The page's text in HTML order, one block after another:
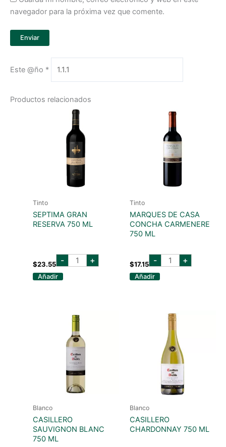
navegador para la próxima vez que comente.
Este @ño *
Productos relacionados
Tinto
SEPTIMA GRAN
RESERVA 750 ML
$23.55 - septima
gran +
Añadir
Tinto
MARQUES DE CASA
CONCHA CARMENERE
750 ML
$17.15 - marques
de +
Añadir
Blanco
CASILLERO
SAUVIGNON BLANC
750 ML
Blanco
CASILLERO
CHARDONNAY 750 ML